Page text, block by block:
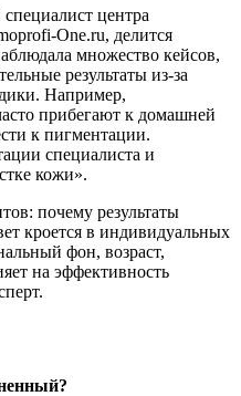
центра
One.ru, делится
множество кейсов,
результаты из-за
Например,
прибегают к домашней
к пигментации.
специалиста и
кожи».
почему результаты
кроется в индивидуальных
фон, возраст,
на эффективность